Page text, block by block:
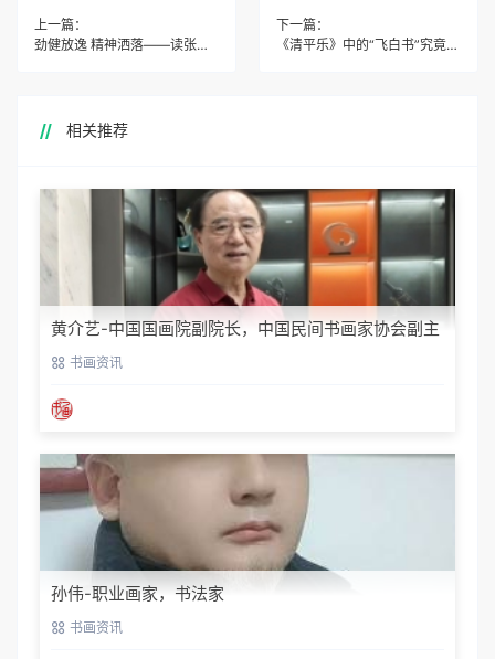
上一篇：
劲健放逸 精神洒落——读张维忠楷书艺术有感
下一篇：
《清平乐》中的“飞白书”究竟啥样？
相关推荐
黄介艺-中国国画院副院长，中国民间书画家协会副主
席 书画资讯
孙伟-职业画家，书法家
书画资讯